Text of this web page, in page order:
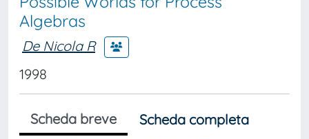
Algebras
De Nicola R
1998
Scheda breve
Scheda completa